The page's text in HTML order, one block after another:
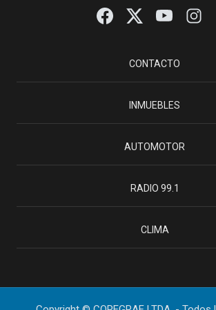
CONTACTO
INMUEBLES
AUTOMOTOR
RADIO 99.1
CLIMA